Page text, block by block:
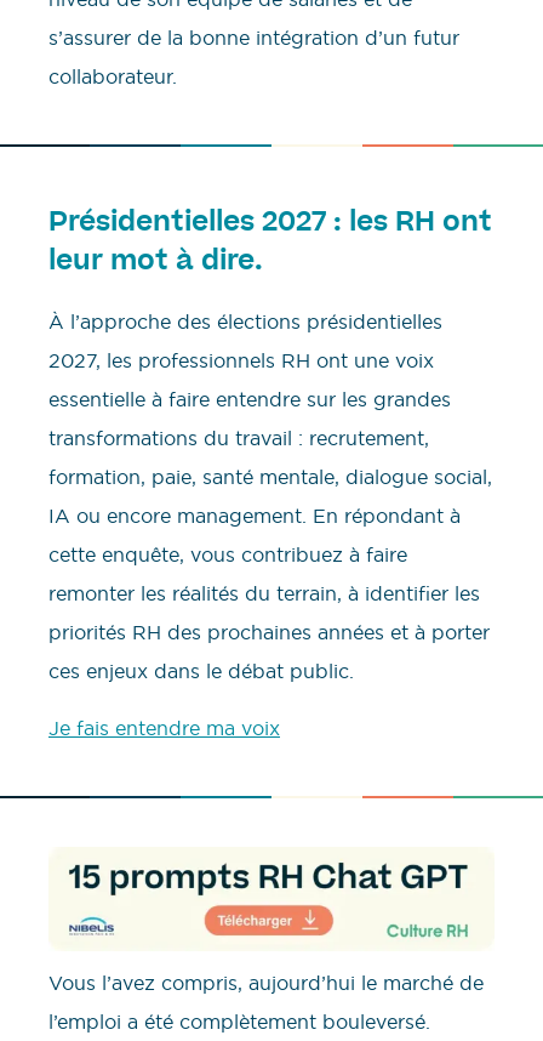
s’assurer de la bonne intégration d’un futur
collaborateur.
Présidentielles 2027 : les RH ont
leur mot à dire.
À l’approche des élections présidentielles
2027, les professionnels RH ont une voix
essentielle à faire entendre sur les grandes
transformations du travail : recrutement,
formation, paie, santé mentale, dialogue social,
IA ou encore management. En répondant à
cette enquête, vous contribuez à faire
remonter les réalités du terrain, à identifier les
priorités RH des prochaines années et à porter
ces enjeux dans le débat public.
Je fais entendre ma voix
Vous l’avez compris, aujourd’hui le marché de
l’emploi a été complètement bouleversé.